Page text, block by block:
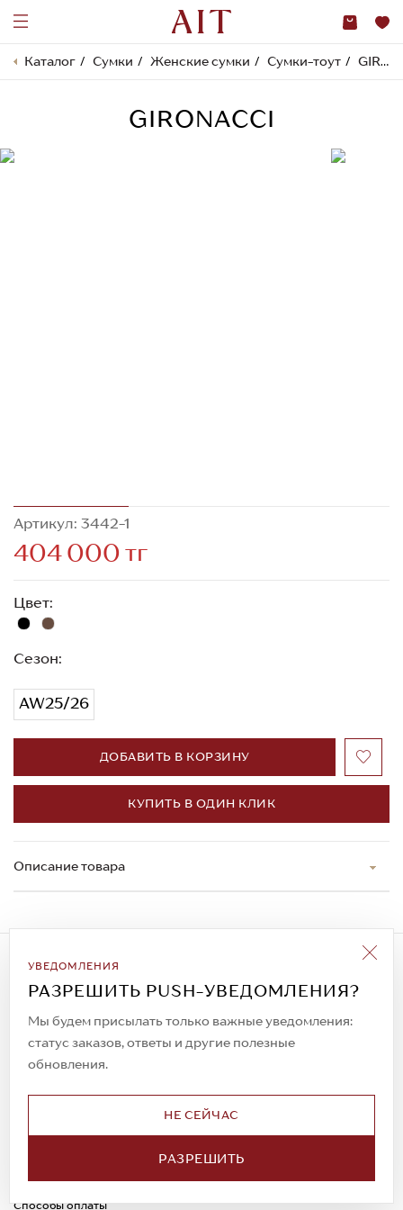
Каталог Сумки Женские сумки Сумки-тоут GIRONACCI
GIRONACCI
Артикул: 3442-1
404 000 тг
Цвет:
Сезон:
AW25/26
ДОБАВИТЬ В КОРЗИНУ
КУПИТЬ В ОДИН КЛИК
Описание товара
УВЕДОМЛЕНИЯ
РАЗРЕШИТЬ PUSH-УВЕДОМЛЕНИЯ?
Мы будем присылать только важные уведомления:
статус заказов, ответы и другие полезные
обновления.
НЕ СЕЙЧАС
РАЗРЕШИТЬ
Подписаться на рассылку
Всегда будьте в курсе новых акций и
спецпредложений!
© 2023. AIT Shoes
Все права защищены
Доставка
Способы оплаты
Обмен и возврат
Каспи-Ред